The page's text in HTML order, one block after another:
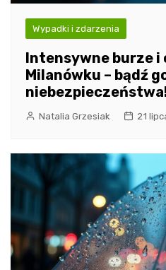
Wypadki i zdarzenia
Intensywne burze i
Milanówku – bądź
Natalia Grzesiak 21